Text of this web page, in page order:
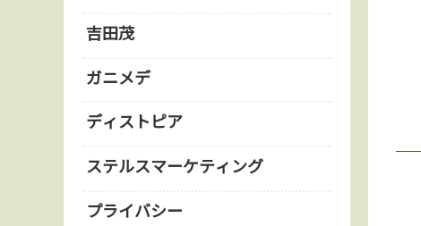
吉田茂
ガニメデ
ディストピア
ステルスマーケティング
プライバシー